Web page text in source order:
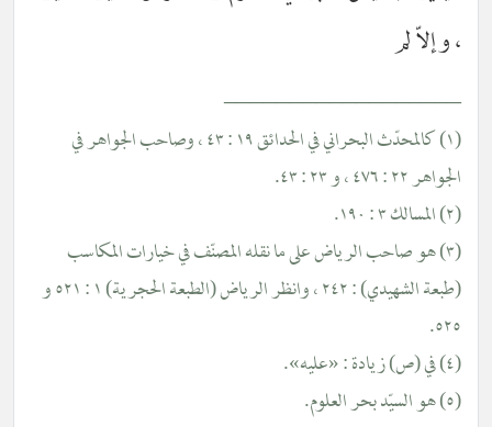
، وإلاّ لم
__________________
(١) كالمحدّث البحراني في الحدائق ١٩ : ٤٣ ، وصاحب الجواهر في
الجواهر ٢٢ : ٤٧٦ ، و ٢٣ : ٤٣.
(٢) المسالك ٣ : ١٩٠.
(٣) هو صاحب الرياض على ما نقله المصنّف في خيارات المكاسب
(طبعة الشهيدي) : ٢٤٢ ، وانظر الرياض (الطبعة الحجرية) ١ : ٥٢١ و
٥٢٥.
(٤) في (ص) زيادة : «عليه».
(٥) هو السيّد بحر العلوم.